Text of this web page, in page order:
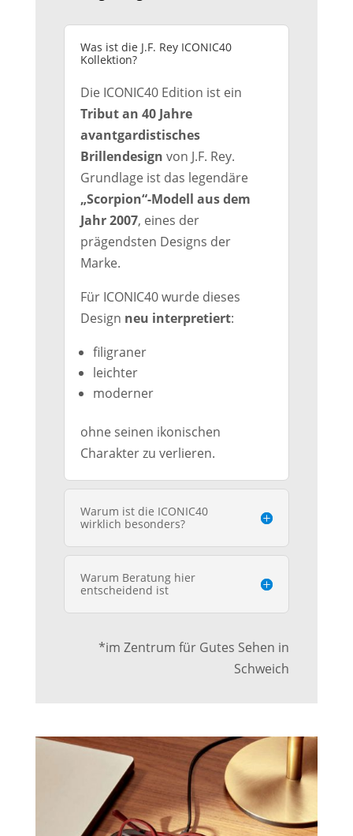
Was ist die J.F. Rey ICONIC40
Kollektion?
Die ICONIC40 Edition ist ein
Tribut an 40 Jahre
avantgardistisches
Brillendesign von J.F. Rey.
Grundlage ist das legendäre
„Scorpion“-Modell aus dem
Jahr 2007, eines der
prägendsten Designs der
Marke.
Für ICONIC40 wurde dieses
Design neu interpretiert:
filigraner
leichter
moderner
ohne seinen ikonischen
Charakter zu verlieren.
Warum ist die ICONIC40
wirklich besonders?
Warum Beratung hier
entscheidend ist
*im Zentrum für Gutes Sehen in
Schweich